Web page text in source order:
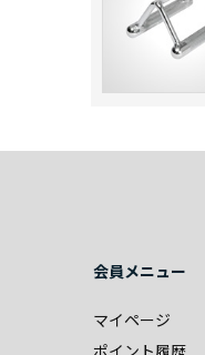
会員メニュー
マイページ
ポイント履歴